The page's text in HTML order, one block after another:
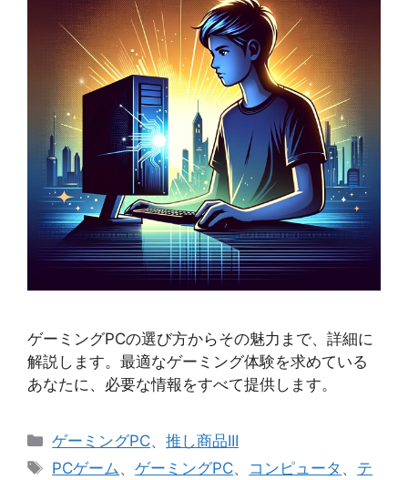
ゲーミングPCの選び方からその魅力まで、詳細に
解説します。最適なゲーミング体験を求めている
あなたに、必要な情報をすべて提供します。
カ
テ
ゲーミングPC、推し商品III
タ
PCゲーム 、ゲーミングPC、 コンピュータ 、 テ